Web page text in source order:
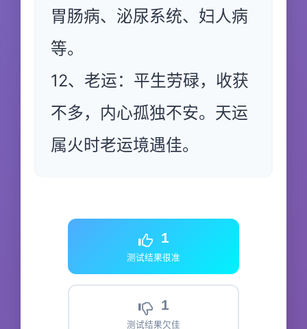
胃肠病、泌尿系统、妇人病
等。
12、老运：平生劳碌，收获
不多，内心孤独不安。天运
属火时老运境遇佳。
1
测试结果很准
1
测试结果欠佳